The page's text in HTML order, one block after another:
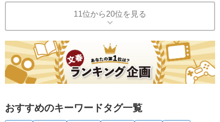
11位から20位を見る
おすすめのキーワードタグ一覧